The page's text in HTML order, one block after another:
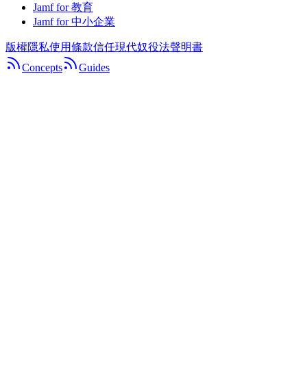
Jamf for 教育
Jamf for 中小企業
版權隱私使用條款信任現代奴役法聲明書
Concepts
Guides